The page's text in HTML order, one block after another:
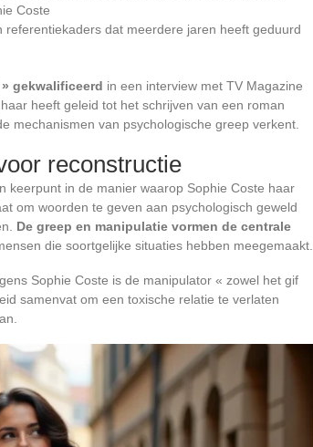
Coste
dat meerdere jaren heeft geduurd
gekwalificeerd in een interview met TV Magazine
heeft geleid tot het schrijven van een roman
mechanismen van psychologische greep verkent.
reconstructie
keerpunt in de manier waarop Sophie Coste haar
om woorden te geven aan psychologisch geweld
De greep en manipulatie vormen de centrale
die soortgelijke situaties hebben meegemaakt.
Sophie Coste is de manipulator « zowel het gif
samenvat om een toxische relatie te verlaten